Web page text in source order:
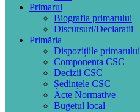
Primarul
Biografia primarului
Discursuri/Declaratii
Primăria
Dispozițiile primarului
Componența CSC
Decizii CSC
Ședințele CSC
Acte Normative
Bugetul local